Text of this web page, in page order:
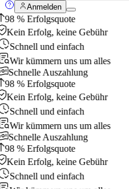
Anmelden
98 % Erfolgsquote
Kein Erfolg, keine Gebühr
Schnell und einfach
Wir kümmern uns um alles
Schnelle Auszahlung
98 % Erfolgsquote
Kein Erfolg, keine Gebühr
Schnell und einfach
Wir kümmern uns um alles
Schnelle Auszahlung
98 % Erfolgsquote
Kein Erfolg, keine Gebühr
Schnell und einfach